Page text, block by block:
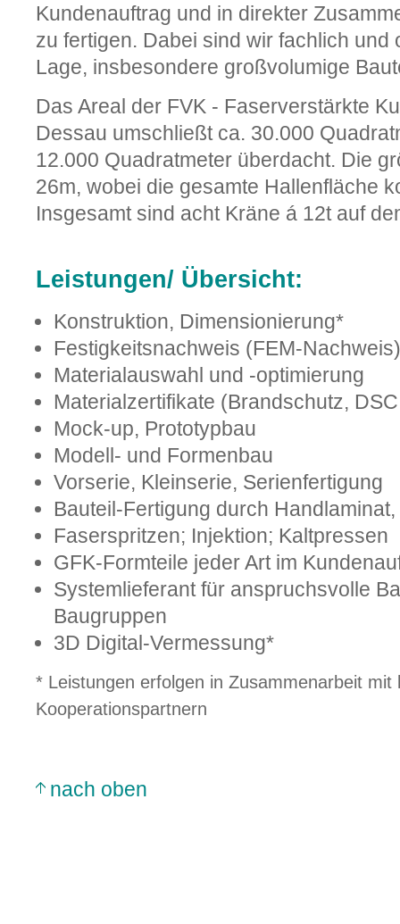
Kundenauftrag und in direkter
zu fertigen. Dabei sind wir fachlich und
Lage, insbesondere großvolumige
Das Areal der FVK - Faserverstärkte
Dessau umschließt ca. 30.000
12.000 Quadratmeter überdacht. Die
26m, wobei die gesamte Hallenfläche
Insgesamt sind acht Kräne á 12t auf
Leistungen/ Übersicht:
Konstruktion, Dimensionierung*
Festigkeitsnachweis (FEM-
Materialauswahl und -optimierung
Materialzertifikate (Brandschutz,
Mock-up, Prototypbau
Modell- und Formenbau
Vorserie, Kleinserie, Serienfertigung
Bauteil-Fertigung durch
Faserspritzen; Injektion; Kaltpressen
GFK-Formteile jeder Art im
Systemlieferant für anspruchsvolle
Baugruppen
3D Digital-Vermessung*
* Leistungen erfolgen in Zusammenarbeit mit
Kooperationspartnern
nach oben